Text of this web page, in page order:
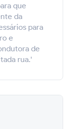
que
da
para
e
de
rua.'